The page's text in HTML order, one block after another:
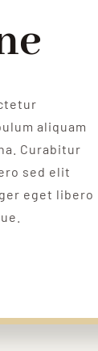
aliquam
Curabitur
sed elit
eget libero